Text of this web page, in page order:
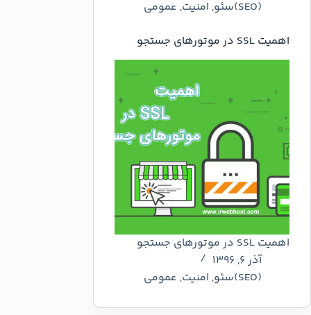
(SEO)سئو , امنیت, عمومي
اهمیت SSL در موتورهای جستجو
اهمیت SSL در موتورهای جستجو
آذر ۶, ۱۳۹۶
(SEO)سئو
, امنیت, عمومي